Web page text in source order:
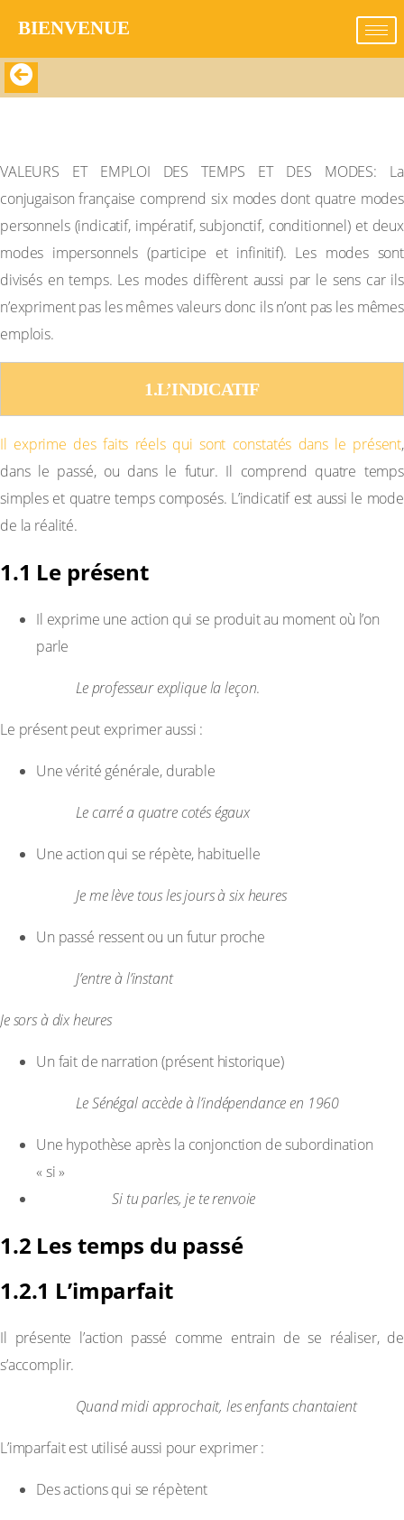
BIENVENUE​
VALEURS ET EMPLOI DES TEMPS ET DES MODES: La
conjugaison française comprend six modes dont quatre modes
personnels (indicatif, impératif, subjonctif, conditionnel) et deux
modes impersonnels (participe et infinitif). Les modes sont
divisés en temps. Les modes diffèrent aussi par le sens car ils
n’expriment pas les mêmes valeurs donc ils n’ont pas les mêmes
emplois.
1.L’INDICATIF
Il exprime des faits réels qui sont constatés dans le présent,
dans le passé, ou dans le futur. Il comprend quatre temps
simples et quatre temps composés. L’indicatif est aussi le mode
de la réalité.
1.1 Le présent
Il exprime une action qui se produit au moment où l’on
parle
Le professeur explique la leçon.
Le présent peut exprimer aussi :
Une vérité générale, durable
Le carré a quatre cotés égaux
Une action qui se répète, habituelle
Je me lève tous les jours à six heures
Un passé ressent ou un futur proche
J’entre à l’instant
Je sors à dix heures
Un fait de narration (présent historique)
Le Sénégal accède à l’indépendance en 1960
Une hypothèse après la conjonction de subordination
« si »
Exemple :Si tu parles, je te renvoie
1.2 Les temps du passé
1.2.1 L’imparfait
Il présente l’action passé comme entrain de se réaliser, de
s’accomplir.
Quand midi approchait, les enfants chantaient
L’imparfait est utilisé aussi pour exprimer :
Des actions qui se répètent